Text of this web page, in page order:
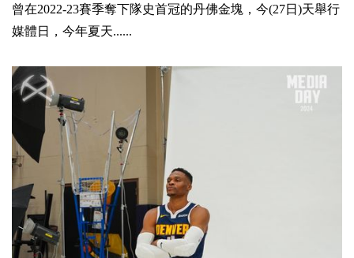
曾在2022-23賽季奪下隊史首冠的丹佛金塊，今(27日)天舉行
媒體日，今年夏天......